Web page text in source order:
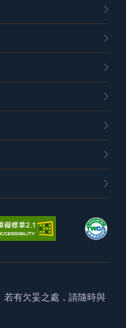
若有欠妥之處，請隨時與